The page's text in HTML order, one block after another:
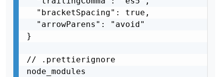
  "bracketSpacing": true,
  "arrowParens": "avoid"
}
// .prettierignore
node_modules